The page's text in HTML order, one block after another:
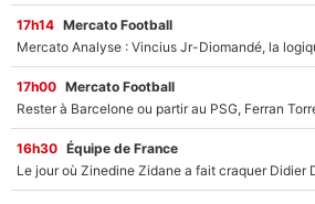
17h14 Mercato Football
17h00 Mercato Football
16h30 Équipe de France